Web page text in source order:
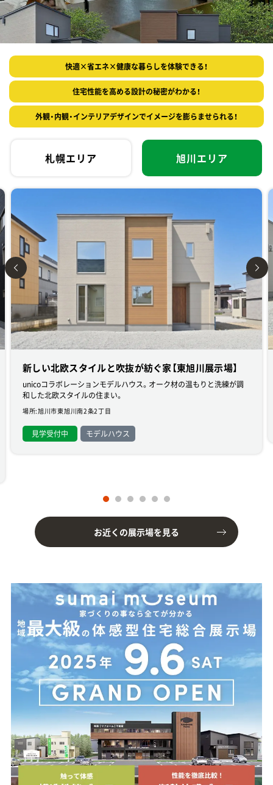
快適×省エネ×健康な暮らしを体験できる！
住宅性能を高める設計の秘密がわかる！
外観・内観・インテリアデザインでイメージを膨らませられる！
札幌エリア 旭川エリア
新しい北欧スタイルと吹抜が紡ぐ家【東旭川展示場】
unicoコラボレーションモデルハウス。オーク材の温もりと洗練が調
和した北欧スタイルの住まい。
場所:旭川市東旭川南2条2丁目
見学受付中 モデルハウス
お近くの展示場を見る